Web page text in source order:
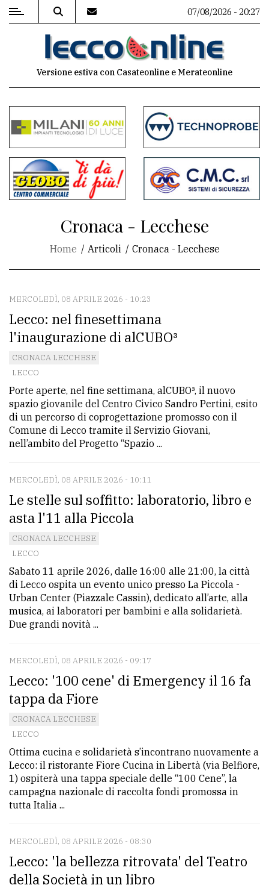
MENU
commenti
Contenuti
del
sito
CONTATTI
La
redazione
Scrivici
Per
tua
pubblicità
Cerca
per
comune
Ricerca
avanzata
LE
ALTRE
TESTATE
PRIVACY
policy
Cookie
policy
07/08/2026 - 20:27
Versione estiva con Casateonline e Merateonline
Cronaca - Lecchese
Home Articoli Cronaca - Lecchese
MERCOLEDÌ, 08 APRILE 2026 - 10:23
Lecco: nel finesettimana
l'inaugurazione di alCUBO³
CRONACA LECCHESE
LECCO
Porte aperte, nel fine settimana, alCUBO³, il nuovo
spazio giovanile del Centro Civico Sandro Pertini, esito
di un percorso di coprogettazione promosso con il
Comune di Lecco tramite il Servizio Giovani,
nell’ambito del Progetto “Spazio ...
MERCOLEDÌ, 08 APRILE 2026 - 10:11
Le stelle sul soffitto: laboratorio, libro e
asta l'11 alla Piccola
CRONACA LECCHESE
LECCO
Sabato 11 aprile 2026, dalle 16:00 alle 21:00, la città
di Lecco ospita un evento unico presso La Piccola -
Urban Center (Piazzale Cassin), dedicato all’arte, alla
musica, ai laboratori per bambini e alla solidarietà.
Due grandi novità ...
MERCOLEDÌ, 08 APRILE 2026 - 09:17
Lecco: '100 cene' di Emergency il 16 fa
tappa da Fiore
CRONACA LECCHESE
LECCO
Ottima cucina e solidarietà s’incontrano nuovamente a
Lecco: il ristorante Fiore Cucina in Libertà (via Belfiore,
1) ospiterà una tappa speciale delle “100 Cene”, la
campagna nazionale di raccolta fondi promossa in
tutta Italia ...
MERCOLEDÌ, 08 APRILE 2026 - 08:30
Lecco: 'la bellezza ritrovata' del Teatro
della Società in un libro